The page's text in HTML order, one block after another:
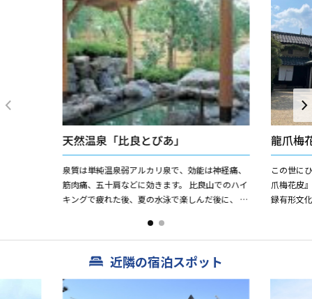
天然温泉「比良とぴあ」
泉質は単純温泉弱アルカリ泉で、効能は神経痛、
筋肉痛、五十肩などに効きます。 比良山でのハイ
キングで疲れた後、夏の水泳で楽しんだ後に、 ス
ス。 日帰り温泉には珍...
龍爪梅
この世に
爪梅花皮
録有形文
近隣の宿泊スポット